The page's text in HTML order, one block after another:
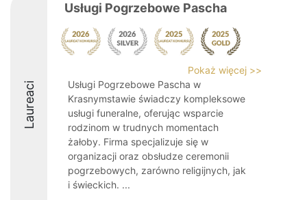
Laureaci
Usługi Pogrzebowe Pascha
Pokaż więcej >>
Usługi Pogrzebowe Pascha w
Krasnymstawie świadczy kompleksowe
usługi funeralne, oferując wsparcie
rodzinom w trudnych momentach
żałoby. Firma specjalizuje się w
organizacji oraz obsłudze ceremonii
pogrzebowych, zarówno religijnych, jak
i świeckich. ...